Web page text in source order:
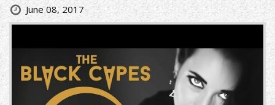
June 08, 2017